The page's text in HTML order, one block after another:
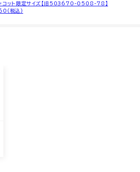
コット限定サイズ【旧503670-0508-78】
税込)